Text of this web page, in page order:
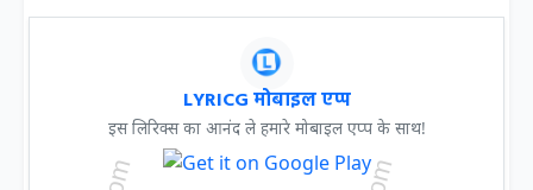
LYRICG मोबाइल एप्प
इस लिरिक्स का आनंद ले हमारे मोबाइल एप्प के साथ!